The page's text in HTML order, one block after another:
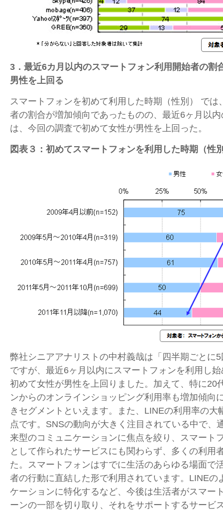
3 ．最近6カ月以内のスマートフォン利用開始者の割
男性を上回る
スマートフォンを初めて利用した時期（性別） では
者の割合が増加傾向であったものの、最近6ヶ月以
は、今回の調査で初めて女性が男性を上回った。
図表３：初めてスマートフォンを利用した時期（性
弊社シニアアナリストの中村義哉は「四半期ごとに
ですが、最近6ヶ月以内にスマートフォンを利用し
初めて女性が男性を上回りました。加えて、特に20
ンからのオンラインショッピング利用率も増加傾向
きセグメントといえます。また、LINEの利用率の大
点です。SNSの動向が大きく注目されている中で、
来型のコミュニケーションに焦点を絞り、スマート
として作られたサービスにも関わらず、多くの利用
た。スマートフォンはすでに生活のあらゆる場面で
者の行動に直結した形で利用されています。LINEの
ケーションに特化するなど、今後は生活者がスマー
ーンの一部を切り取り、それをサポートするサービ